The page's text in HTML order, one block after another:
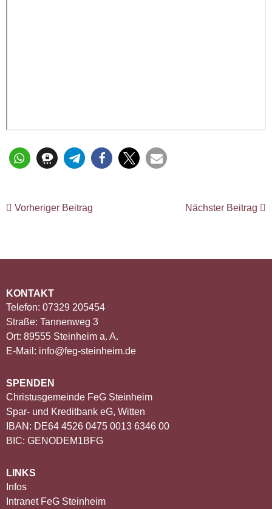
Vorheriger Beitrag Nächster Beitrag
KONTAKT
Telefon: 07329 205454
Straße: Tannenweg 3
Ort: 89555 Steinheim a. A.
E-Mail: info@feg-steinheim.de
SPENDEN
Christusgemeinde FeG Steinheim
Spar- und Kreditbank eG, Witten
IBAN: DE64 4526 0475 0013 6346 00
BIC: GENODEM1BFG
LINKS
Infos
Intranet FeG Steinheim